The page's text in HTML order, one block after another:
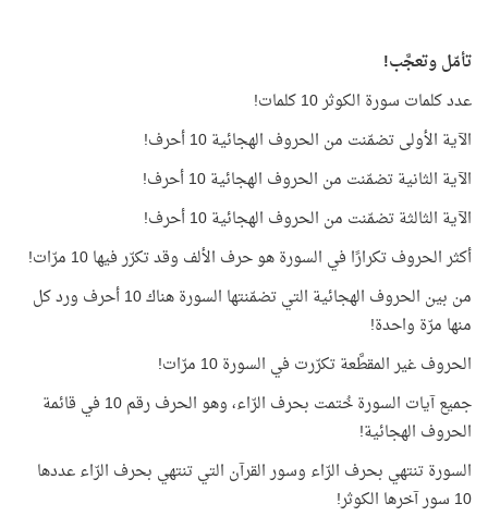
تأمّل وتعجَّب!
عدد كلمات سورة الكوثر 10 كلمات!
الآية الأولى تضمّنت من الحروف الهجائية 10 أحرف!
الآية الثانية تضمّنت من الحروف الهجائية 10 أحرف!
الآية الثالثة تضمّنت من الحروف الهجائية 10 أحرف!
أكثر الحروف تكرارًا في السورة هو حرف الألف وقد تكرّر فيها 10 مرّات!
من بين الحروف الهجائية التي تضمّنتها السورة هناك 10 أحرف ورد كل
منها مرّة واحدة!
الحروف غير المقطَّعة تكرّرت في السورة 10 مرّات!
جميع آيات السورة خُتمت بحرف الرّاء، وهو الحرف رقم 10 في قائمة
الحروف الهجائية!
السورة تنتهي بحرف الرّاء وسور القرآن التي تنتهي بحرف الرّاء عددها
10 سور آخرها الكوثر!